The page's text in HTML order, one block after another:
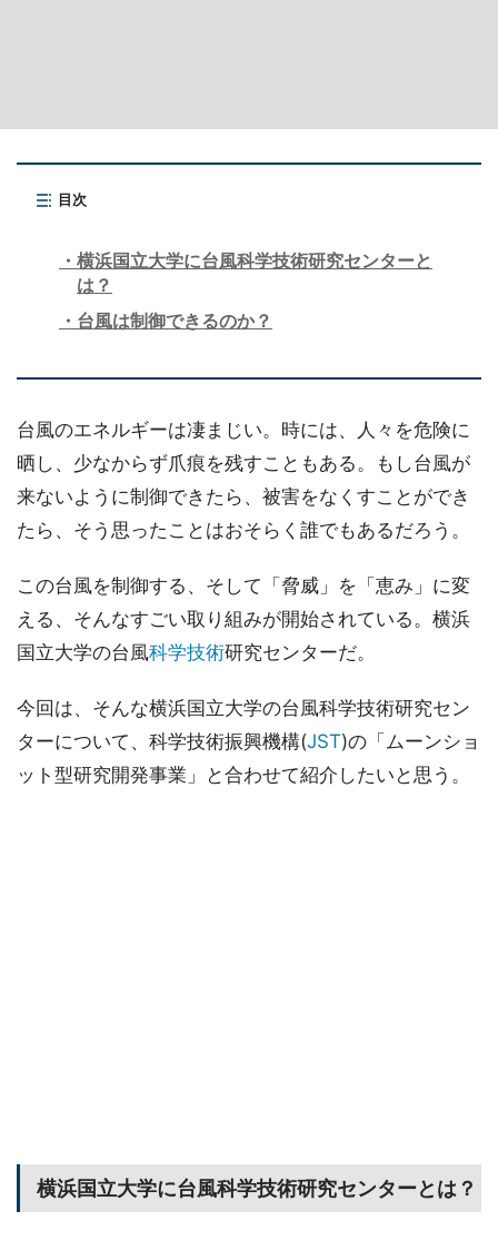
目次
横浜国立大学に台風科学技術研究センターと
は？
台風は制御できるのか？
台風のエネルギーは凄まじい。時には、人々を危険に
晒し、少なからず爪痕を残すこともある。もし台風が
来ないように制御できたら、被害をなくすことができ
たら、そう思ったことはおそらく誰でもあるだろう。
この台風を制御する、そして「脅威」を「恵み」に変
える、そんなすごい取り組みが開始されている。横浜
国立大学の台風科学技術研究センターだ。
今回は、そんな横浜国立大学の台風科学技術研究セン
ターについて、科学技術振興機構(JST)の「ムーンショ
ット型研究開発事業」と合わせて紹介したいと思う。
横浜国立大学に台風科学技術研究センターとは？